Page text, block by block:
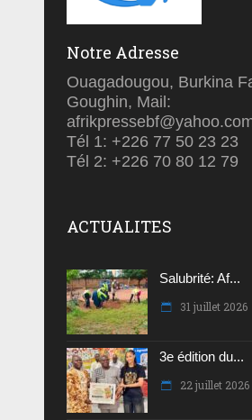
Notre Adresse
Ouagadougou, Burkina
Goughin, Mail:
Tél 1: +226 77 50 23 23
Tél 2: +226 70 80 12 79
ACTUALITES
Salubrité: Af...
31 juillet 2026
3e édition du...
22 juillet 2026